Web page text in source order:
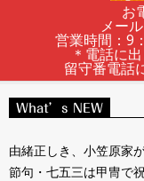
レ
ン
タ
お
メー
営業時間：9
＊電話に
留守番電話
Navigation
What’s NEW
由緒正しき、小笠原家
節句・七五三は甲冑で